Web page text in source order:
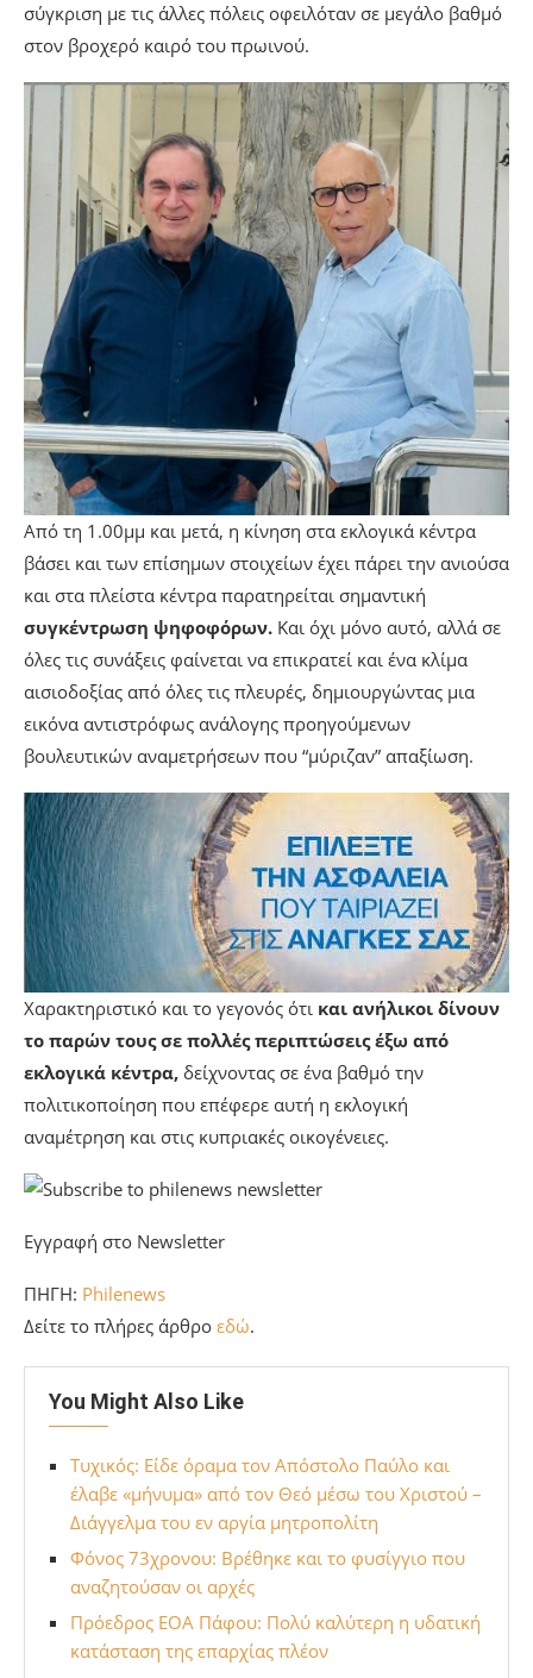
σύγκριση με τις άλλες πόλεις οφειλόταν σε μεγάλο βαθμό
στον βροχερό καιρό του πρωινού.
Από τη 1.00μμ και μετά, η κίνηση στα εκλογικά κέντρα
βάσει και των επίσημων στοιχείων έχει πάρει την ανιούσα
και στα πλείστα κέντρα παρατηρείται σημαντική
συγκέντρωση ψηφοφόρων. Και όχι μόνο αυτό, αλλά σε
όλες τις συνάξεις φαίνεται να επικρατεί και ένα κλίμα
αισιοδοξίας από όλες τις πλευρές, δημιουργώντας μια
εικόνα αντιστρόφως ανάλογης προηγούμενων
βουλευτικών αναμετρήσεων που “μύριζαν” απαξίωση.
Χαρακτηριστικό και το γεγονός ότι και ανήλικοι δίνουν
το παρών τους σε πολλές περιπτώσεις έξω από
εκλογικά κέντρα, δείχνοντας σε ένα βαθμό την
πολιτικοποίηση που επέφερε αυτή η εκλογική
αναμέτρηση και στις κυπριακές οικογένειες.
Εγγραφή στο Newsletter
ΠΗΓΗ: Philenews
Δείτε το πλήρες άρθρο εδώ.
You Might Also Like
Τυχικός: Είδε όραμα τον Απόστολο Παύλο και
έλαβε «μήνυμα» από τον Θεό μέσω του Χριστού –
Διάγγελμα του εν αργία μητροπολίτη
Φόνος 73χρονου: Βρέθηκε και το φυσίγγιο που
αναζητούσαν οι αρχές
Πρόεδρος ΕΟΑ Πάφου: Πολύ καλύτερη η υδατική
κατάσταση της επαρχίας πλέον